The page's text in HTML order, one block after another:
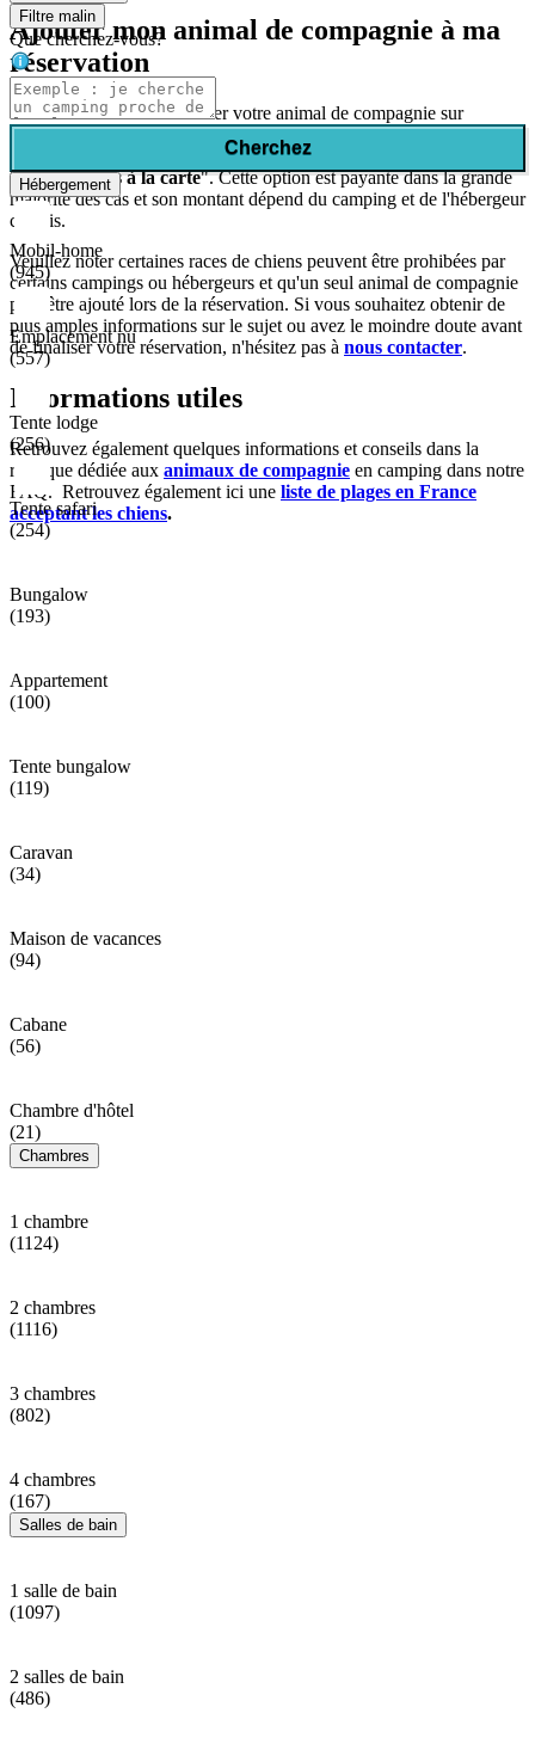
Ajouter mon animal de compagnie à ma
réservation
Pour être autorisé à emmener votre animal de compagnie sur
l'hébergement de camping choisi, il seraindispensabled'ajouter ce
service au moment de votre réservation dans la section
"Suppléments à la carte". Cette option est payante dans la grande
majorité des cas et son montant dépend du camping et de l'hébergeur
choisis.
Veuillez noter certaines races de chiens peuvent être prohibées par
certains campings ou hébergeurs et qu'un seul animal de compagnie
peut être ajouté lors de la réservation. Si vous souhaitez obtenir de
plus amples informations sur le sujet ou avez le moindre doute avant
de finaliser votre réservation, n'hésitez pas à nous contacter.
Informations utiles
Retrouvez également quelques informations et conseils dans la
rubrique dédiée aux animaux de compagnie en camping dans notre
FAQ. Retrouvez également ici une liste de plages en France
acceptant les chiens.
Filtre malin
Que cherchez-vous?
Cherchez
Hébergement
Mobil-home
(945)
Emplacement nu
(557)
Tente lodge
(256)
Tente safari
(254)
Bungalow
(193)
Appartement
(100)
Tente bungalow
(119)
Caravan
(34)
Maison de vacances
(94)
Cabane
(56)
Chambre d'hôtel
(21)
Chambres
1 chambre
(1124)
2 chambres
(1116)
3 chambres
(802)
4 chambres
(167)
Salles de bain
1 salle de bain
(1097)
2 salles de bain
(486)